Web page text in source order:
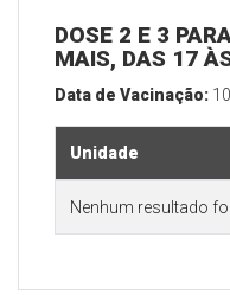
DOSE 2 E 3
MAIS, DAS 17
Data de Vacinação:
Unidade
Nenhum resultado